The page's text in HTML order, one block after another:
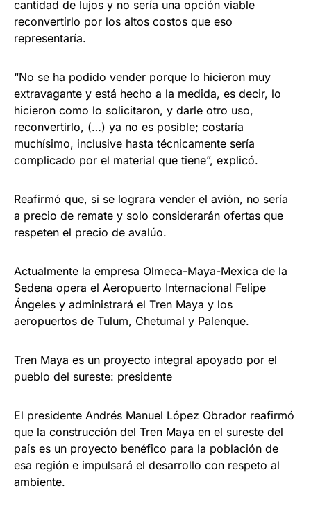
cantidad de lujos y no sería una opción viable
reconvertirlo por los altos costos que eso
representaría.
“No se ha podido vender porque lo hicieron muy
extravagante y está hecho a la medida, es decir, lo
hicieron como lo solicitaron, y darle otro uso,
reconvertirlo, (…) ya no es posible; costaría
muchísimo, inclusive hasta técnicamente sería
complicado por el material que tiene”, explicó.
Reafirmó que, si se lograra vender el avión, no sería
a precio de remate y solo considerarán ofertas que
respeten el precio de avalúo.
Actualmente la empresa Olmeca-Maya-Mexica de la
Sedena opera el Aeropuerto Internacional Felipe
Ángeles y administrará el Tren Maya y los
aeropuertos de Tulum, Chetumal y Palenque.
Tren Maya es un proyecto integral apoyado por el
pueblo del sureste: presidente
El presidente Andrés Manuel López Obrador reafirmó
que la construcción del Tren Maya en el sureste del
país es un proyecto benéfico para la población de
esa región e impulsará el desarrollo con respeto al
ambiente.